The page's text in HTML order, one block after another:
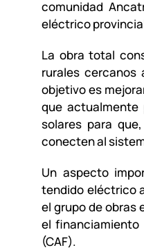
comunidad
eléctrico
La obra total
rurales cercanos
objetivo es
que actualmente
solares para
conecten al
Un aspecto
tendido eléctrico
el grupo de obras
el financiamiento
(CAF).